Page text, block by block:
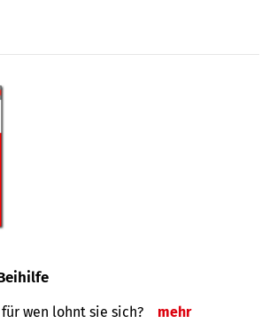
wen lohnt sie sich? mehr